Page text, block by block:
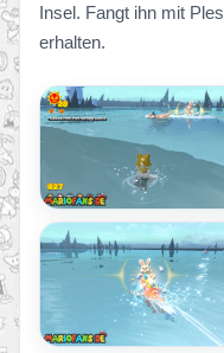
Insel. Fangt ihn mit
erhalten.